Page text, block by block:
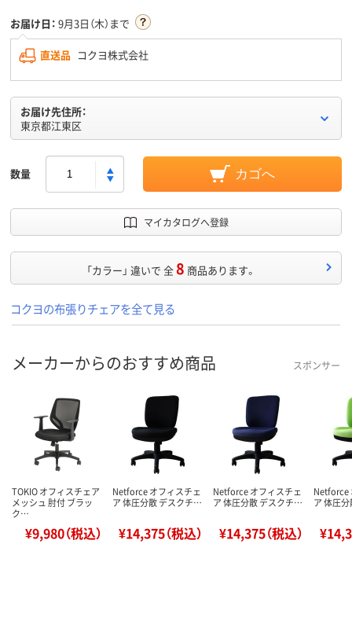
お届け日： 9月3日（木）まで
直送品 コクヨ株式会社
お届け先住所：
東京都江東区
数量 カゴへ
マイカタログへ登録
「カラー」 違いで 全8 商品あります。
コクヨの布張りチェアを全て見る
メーカーからのおすすめ商品 スポンサー
TOKIO オフィスチェア
メッシュ 肘付 ブラッ
ク…
¥9,980（税込）
Netforce オフィスチェ
ア 体圧分散 デスクチ…
¥14,375（税込）
Netforce オフィスチェ
ア 体圧分散 デスクチ…
¥14,375（税込）
Netforce
ア 体圧